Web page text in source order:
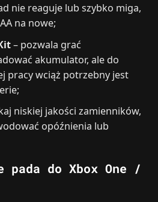
nie reaguje lub szybko miga,
na nowe;
– pozwala grać
akumulator, ale do
pracy wciąż potrzebny jest
niskiej jakości zamienników,
opóźnienia lub
pada do Xbox One /